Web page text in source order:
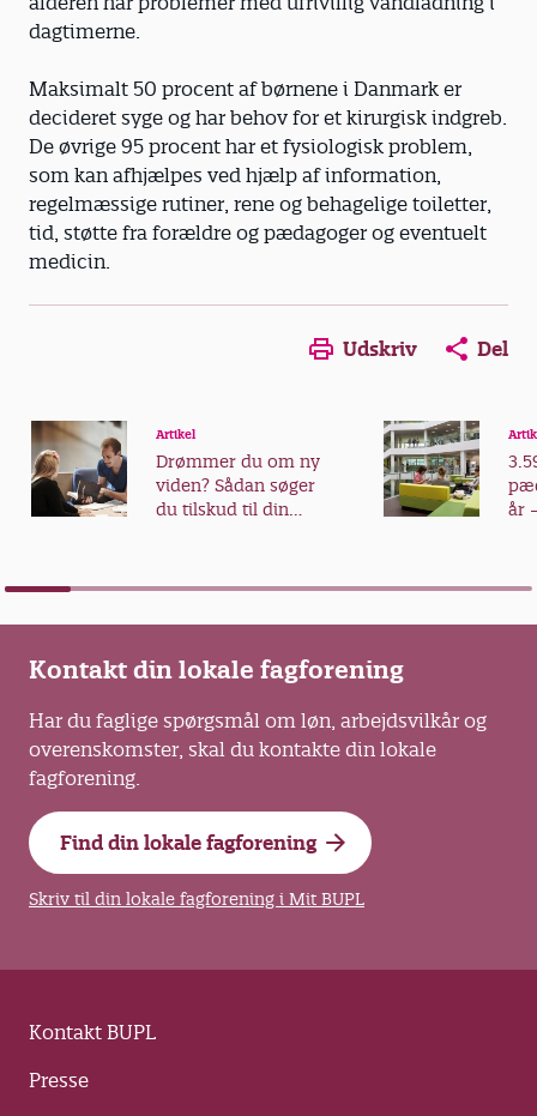
dagtimerne.
Maksimalt 50 procent af børnene i Danmark er
decideret syge og har behov for et kirurgisk indgreb.
De øvrige 95 procent har et fysiologisk problem,
som kan afhjælpes ved hjælp af information,
regelmæssige rutiner, rene og behagelige toiletter,
tid, støtte fra forældre og pædagoger og eventuelt
medicin.
Udskriv Del
Artikel
Drømmer du om ny
viden? Sådan søger
du tilskud til din
år
Kontakt din lokale fagforening
Har du faglige spørgsmål om løn, arbejdsvilkår og
overenskomster, skal du kontakte din lokale
fagforening.
Find din lokale fagforening
Skriv til din lokale fagforening i Mit BUPL
Kontakt BUPL
Presse